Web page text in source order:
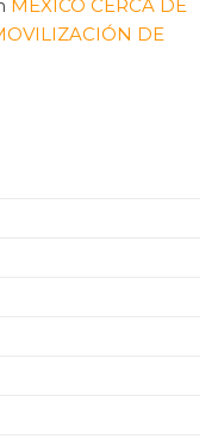
MÉXICO CERCA DE
DE